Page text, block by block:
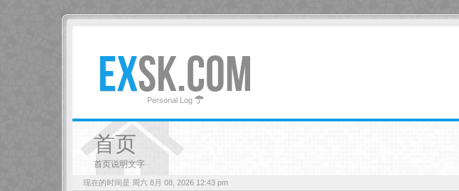
EXSK.COM
Personal Log
首页
首页说明文字
现在的时间是 周六 8月 08, 2026 12:43 pm